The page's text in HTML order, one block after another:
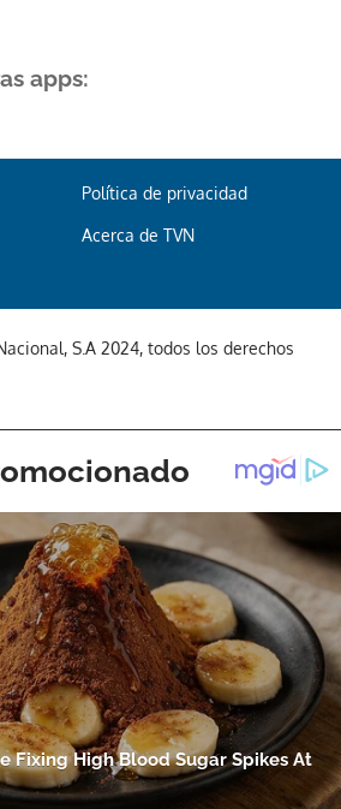
apps:
Política de privacidad
Acerca de TVN
S.A 2024, todos los derechos